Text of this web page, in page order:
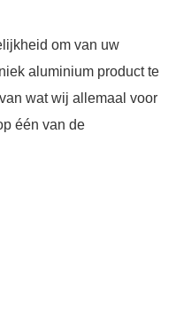
om van uw
aluminium product te
wat wij allemaal voor
één van de